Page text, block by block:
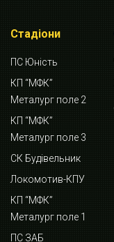
Стадіони
ПС Юність
КП “МФК”
Металург поле 2
КП “МФК”
Металург поле 3
СК Будівельник
Локомотив-КПУ
КП “МФК”
Металург поле 1
ПС ЗАБ